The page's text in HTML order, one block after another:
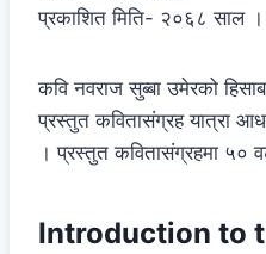
प्रकाशित मिति- २०६८ साल ।
कवि नवराज सुब्बा उमेरको
प्रस्तुत कवितासंग्रह यात्रा
। प्रस्तुत कवितासंग्रहमा ५०
Introduction to